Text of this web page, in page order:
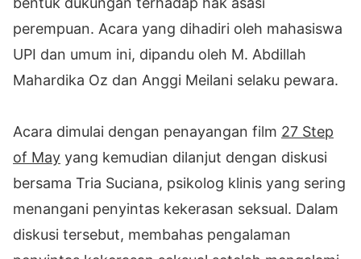
perempuan. Acara yang dihadiri oleh mahasiswa
UPI dan umum ini, dipandu oleh M. Abdillah
Mahardika Oz dan Anggi Meilani selaku pewara.
Acara dimulai dengan penayangan film 27 Step
of May yang kemudian dilanjut dengan diskusi
bersama Tria Suciana, psikolog klinis yang sering
menangani penyintas kekerasan seksual. Dalam
diskusi tersebut, membahas pengalaman